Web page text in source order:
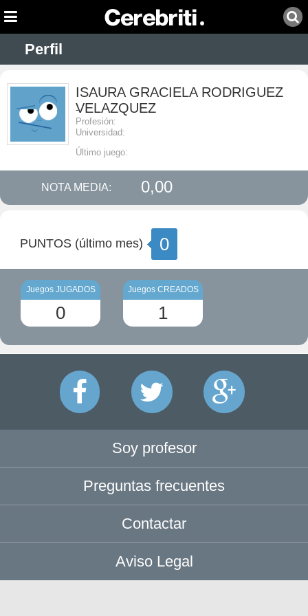
Perfil
ISAURA GRACIELA RODRIGUEZ
VELAZQUEZ
-
Profesión:
Universidad:
Último juego:
NOTA MEDIA: 0,00
PUNTOS (último mes) 0
Juegos JUGADOS
0
Juegos CREADOS
1
Soy profesor
Preguntas frecuentes
Contactar
Aviso Legal